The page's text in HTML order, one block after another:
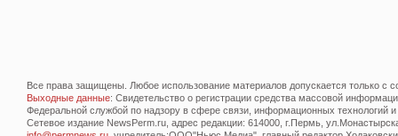
Все права защищены. Любое использование материалов допускается только с
Выходные данные: Свидетельство о регистрации средства массовой
Федеральной службой по надзору в сфере связи, информационных технологий
Сетевое издание NewsPerm.ru, адрес редакции: 614000, г.Пермь,